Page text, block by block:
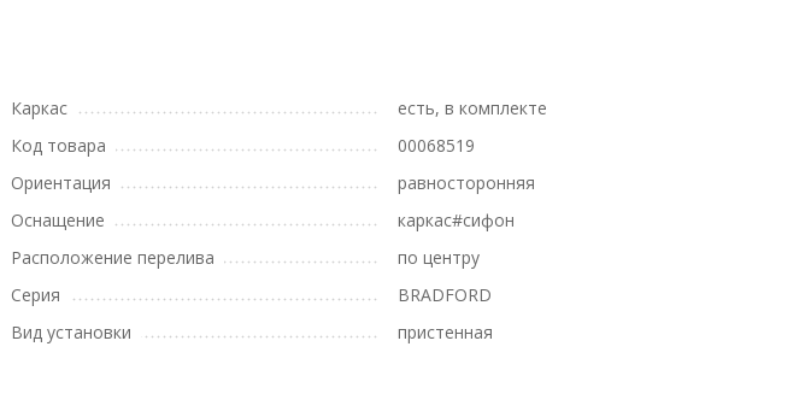
Каркас
есть, в комплекте
Код товара
00068519
Ориентация
равносторонняя
Оснащение
каркас#сифон
Расположение перелива
по центру
Серия
BRADFORD
Вид установки
пристенная